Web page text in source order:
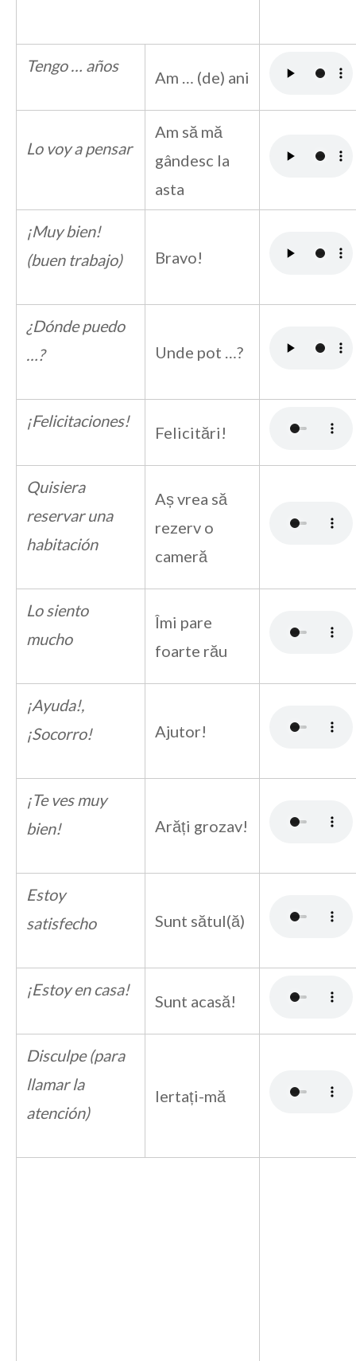
Tengo … años
Am … (de) ani
Lo voy a pensar
Am să mă
gândesc la
asta
¡Muy bien!
(buen trabajo)
Bravo!
¿Dónde puedo
…?
Unde pot …?
¡Felicitaciones!
Felicitări!
Quisiera
reservar una
habitación
Aș vrea să
rezerv o
cameră
Lo siento
mucho
Îmi pare
foarte rău
¡Ayuda!,
¡Socorro!
Ajutor!
¡Te ves muy
bien!
Arăți grozav!
Estoy
satisfecho
Sunt sătul(ă)
¡Estoy en casa!
Sunt acasă!
Disculpe (para
llamar la
atención)
Iertați-mă